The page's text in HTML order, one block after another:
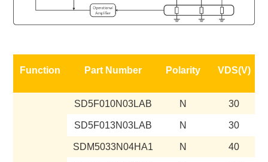
Function Part Number Polarity VDS(V)
SD5F010N03LAB N 30
SD5F013N03LAB N 30
SDM5033N04HA1 N 40